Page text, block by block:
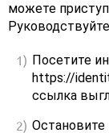
можете
Посетите
https://
ссылка
Остановите